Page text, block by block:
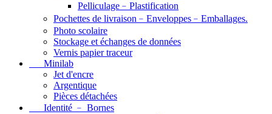
Pelliculage﹣Plastification
Pochettes de livraison﹣Enveloppes﹣Emballages.
Photo scolaire
Stockage et échanges de données
Vernis papier traceur
Minilab
Jet d'encre
Argentique
Pièces détachées
Identité ﹣ Bornes